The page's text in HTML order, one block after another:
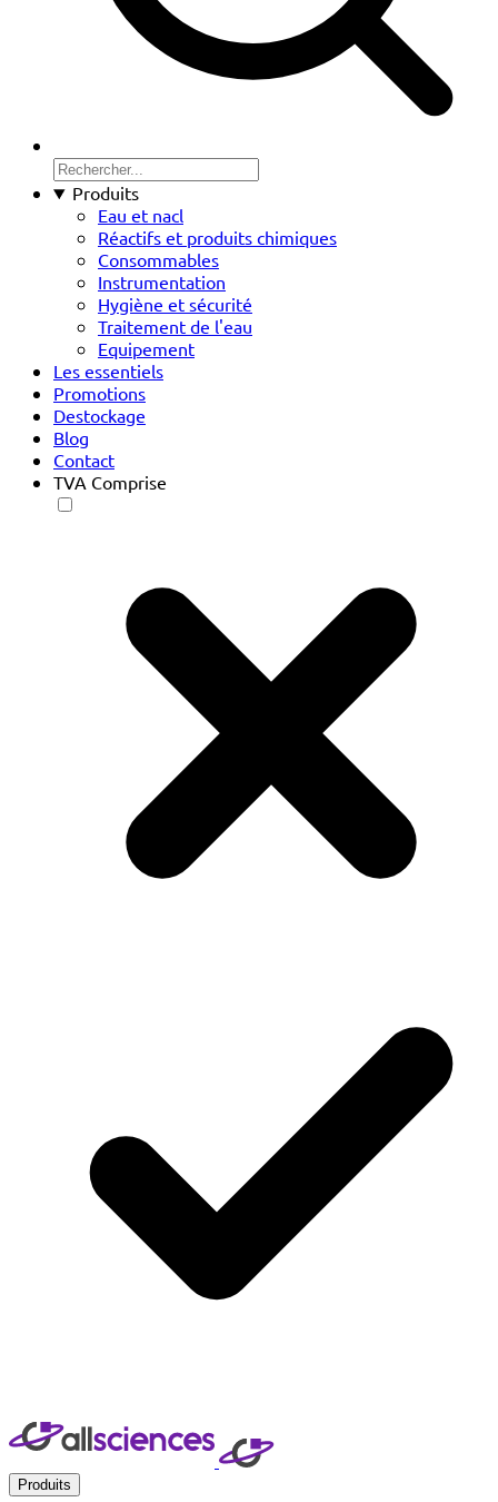
Produits
Eau et nacl
Réactifs et produits chimiques
Consommables
Instrumentation
Hygiène et sécurité
Traitement de l'eau
Equipement
Les essentiels
Promotions
Destockage
Blog
Contact
TVA Comprise
Produits